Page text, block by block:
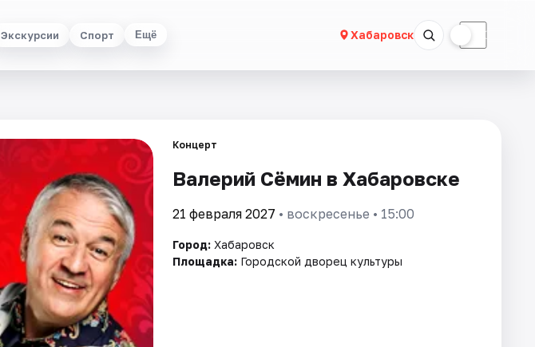
Экскурсии Спорт Ещё Хабаровск ☾
Концерт
Валерий Сёмин в Хабаровске
21 февраля 2027 • воскресенье • 15:00
Город: Хабаровск
Площадка: Городской дворец культуры